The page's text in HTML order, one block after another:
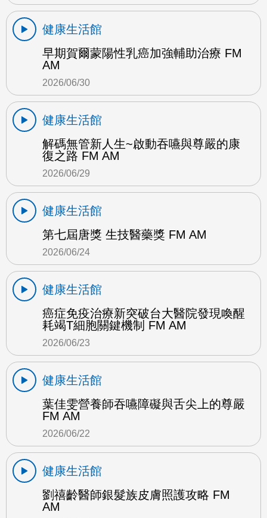
健康生活館
早期賀爾蒙陽性乳癌加強輔助治療 FM
AM
2026/06/30
健康生活館
解碼無管新人生~啟動吞嚥與尊嚴的康
復之路 FM AM
2026/06/29
健康生活館
第七屆唐獎 生技醫藥獎 FM AM
2026/06/24
健康生活館
癌症免疫治療新突破台大醫院發現喚醒
耗竭T細胞關鍵機制 FM AM
2026/06/23
健康生活館
葉佳雯營養師吞嚥障礙與舌尖上的尊嚴
FM AM
2026/06/22
健康生活館
劉禧齡醫師銀髮族皮膚照護攻略 FM
AM